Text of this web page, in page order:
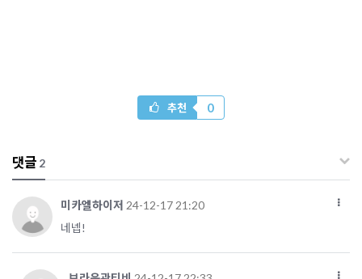
추천 0
댓글 2
미카엘하이저 24-12-17 21:20
네넵!